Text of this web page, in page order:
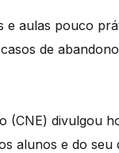
aulas pouco
de
(CNE) divulgou
alunos e do seu